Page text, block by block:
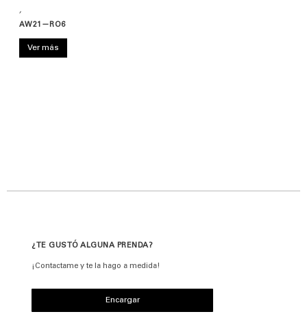
,
AW21—RO6
Ver más
¿TE GUSTÓ ALGUNA PRENDA?
¡Contactame y te la hago a medida!
Encargar